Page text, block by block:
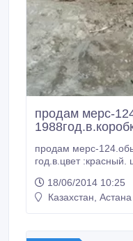
продам мерс-
продам мерс-
год.в.цвет :красный.
18/06/2014 10:25
Казахстан, Астана